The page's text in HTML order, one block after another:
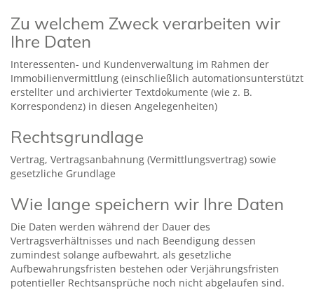
Zu welchem Zweck verarbeiten wir
Ihre Daten
Interessenten- und Kundenverwaltung im Rahmen der
Immobilienvermittlung (einschließlich automationsunterstützt
erstellter und archivierter Textdokumente (wie z. B.
Korrespondenz) in diesen Angelegenheiten)
Rechtsgrundlage
Vertrag, Vertragsanbahnung (Vermittlungsvertrag) sowie
gesetzliche Grundlage
Wie lange speichern wir Ihre Daten
Die Daten werden während der Dauer des
Vertragsverhältnisses und nach Beendigung dessen
zumindest solange aufbewahrt, als gesetzliche
Aufbewahrungsfristen bestehen oder Verjährungsfristen
potentieller Rechtsansprüche noch nicht abgelaufen sind.